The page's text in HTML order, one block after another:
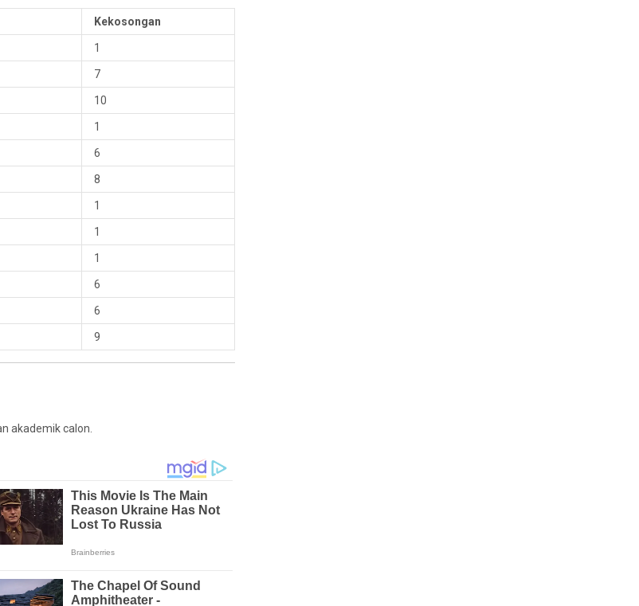
Kekosongan
1
7
10
1
6
8
1
1
1
6
6
9
akademik calon.